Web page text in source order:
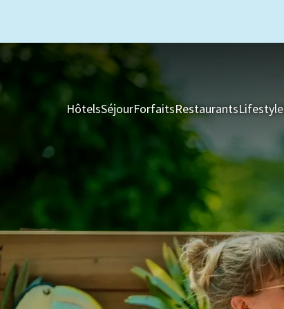
HôtelsSéjourForfaitsRestaurantsLifestyle